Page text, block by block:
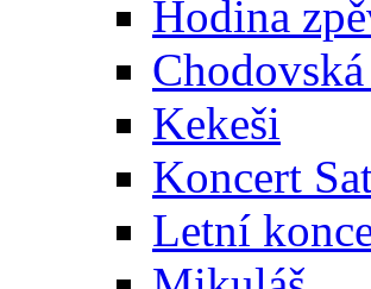
Hodina
Kekeši
Koncert
Letní